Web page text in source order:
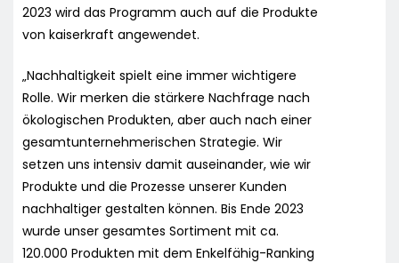
2023 wird das Programm auch auf die Produkte
von kaiserkraft angewendet.
„Nachhaltigkeit spielt eine immer wichtigere
Rolle. Wir merken die stärkere Nachfrage nach
ökologischen Produkten, aber auch nach einer
gesamtunternehmerischen Strategie. Wir
setzen uns intensiv damit auseinander, wie wir
Produkte und die Prozesse unserer Kunden
nachhaltiger gestalten können. Bis Ende 2023
wurde unser gesamtes Sortiment mit ca.
120.000 Produkten mit dem Enkelfähig-Ranking